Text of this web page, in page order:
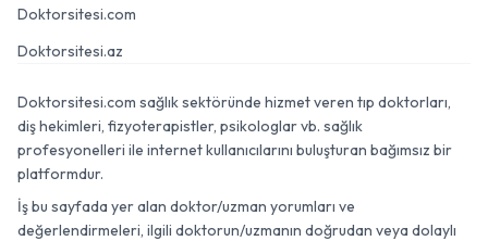
Doktorsitesi.com
Doktorsitesi.az
Doktorsitesi.com sağlık sektöründe hizmet veren tıp doktorları,
diş hekimleri, fizyoterapistler, psikologlar vb. sağlık
profesyonelleri ile internet kullanıcılarını buluşturan bağımsız bir
platformdur.
İş bu sayfada yer alan doktor/uzman yorumları ve
değerlendirmeleri, ilgili doktorun/uzmanın doğrudan veya dolaylı